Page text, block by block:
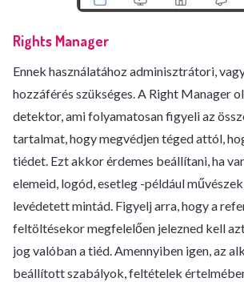
Rights Manager
Ennek használatához adminisztrátori,
hozzáférés szükséges. A Right Manager
detektor, ami folyamatosan figyeli az
tartalmat, hogy megvédjen téged attól,
tiédet. Ezt akkor érdemes beállítani, ha
elemeid, logód, esetleg -például
levédetett mintád. Figyelj arra, hogy a
feltöltésekor megfelelően jelezned kell
jog valóban a tiéd. Amennyiben igen, az
beállított szabályok, feltételek